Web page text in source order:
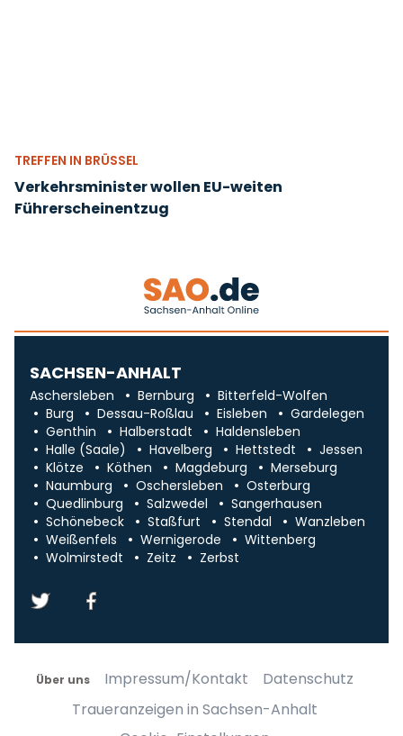
TREFFEN IN BRÜSSEL
Verkehrsminister wollen EU-weiten
Führerscheinentzug
SACHSEN-ANHALT
Aschersleben Bernburg
Bitterfeld-Wolfen
Burg
Dessau-Roßlau Eisleben
Gardelegen
Genthin
Halberstadt
Haldensleben
Halle (Saale)
Havelberg Hettstedt
Jessen
Klötze
Köthen Magdeburg
Merseburg
Naumburg
Oschersleben
Osterburg
Quedlinburg
Salzwedel
Sangerhausen
Schönebeck
Staßfurt Stendal
Wanzleben
Weißenfels
Wernigerode
Wittenberg
Wolmirstedt
Zeitz Zerbst
Über uns Impressum/Kontakt
Datenschutz
Traueranzeigen in Sachsen-Anhalt